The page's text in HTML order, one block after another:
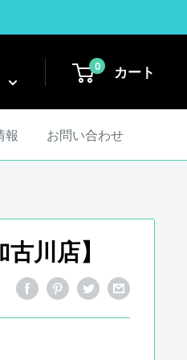
0 カート
報 お問い合わせ
川店】